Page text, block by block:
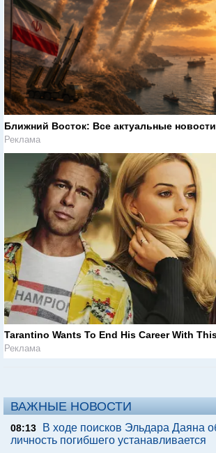
Ближний Восток: Все актуальные
Реклама
Tarantino Wants To End His Career With
Реклама
ВАЖНЫЕ НОВОСТИ
08:13
В ходе поисков Эльдара Даяна
личность погибшего устанавливается